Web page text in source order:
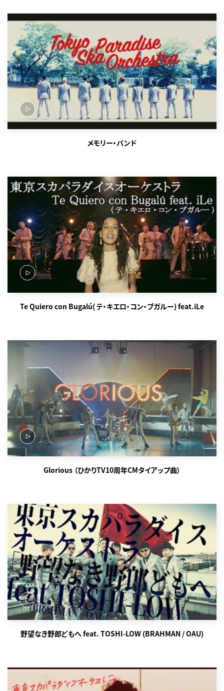
メモリー・バンド
Te Quiero con Bugalú( テ・キエロ・コン・ブガルー) feat.iLe
Glorious （ひかりTV10周年CMタイアップ曲）
野望なき野郎どもへ feat. TOSHI-LOW (BRAHMAN / OAU)